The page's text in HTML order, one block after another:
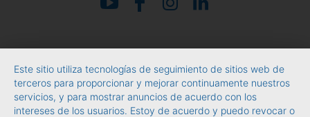
Este sitio utiliza tecnologías de seguimiento de sitios web de
terceros para proporcionar y mejorar continuamente nuestros
servicios, y para mostrar anuncios de acuerdo con los
intereses de los usuarios. Estoy de acuerdo y puedo revocar o